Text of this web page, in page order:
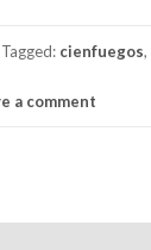
Tagged: cienfuegos,
a comment